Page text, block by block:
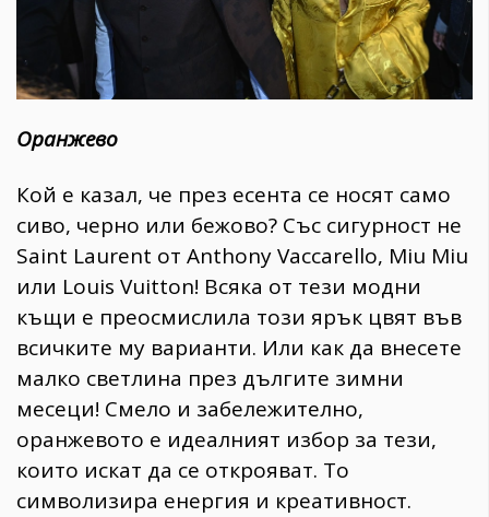
Оранжево
Кой е казал, че през есента се носят само
сиво, черно или бежово? Със сигурност не
Saint Laurent от Anthony Vaccarello, Miu Miu
или Louis Vuitton! Всяка от тези модни
къщи е преосмислила този ярък цвят във
всичките му варианти. Или как да внесете
малко светлина през дългите зимни
месеци! Смело и забележително,
оранжевото е идеалният избор за тези,
които искат да се открояват. То
символизира енергия и креативност.